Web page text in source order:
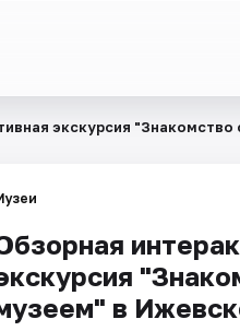
экскурсия "Знакомство
в